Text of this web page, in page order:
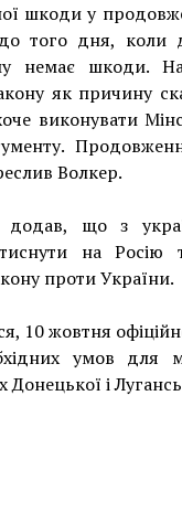
шкоди у
до того дня,
шкоди.
як причину
виконувати
Волкер.
що з
на Росію
проти України.
10 жовтня
умов для
і